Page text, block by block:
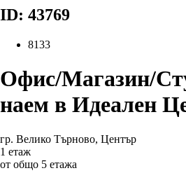
ID: 43769
8133
Офис/Магазин/
наем в Идеален
гр. Велико Търново, Център
1 етаж
от общо 5 етажа